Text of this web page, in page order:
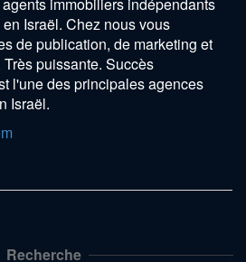
immobiliers indépendants
Israël. Chez nous vous
de publication, de marketing et
puissante. Succès
l'une des principales agences
Israël.
Recherche